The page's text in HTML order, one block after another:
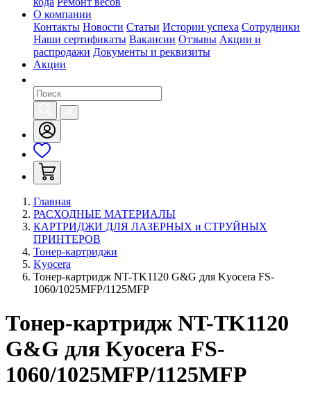
О компании
Контакты Новости Статьи Истории успеха Сотрудники
Наши сертификаты Вакансии Отзывы Акции и
распродажи Документы и реквизиты
Акции
Главная
РАСХОДНЫЕ МАТЕРИАЛЫ
КАРТРИДЖИ ДЛЯ ЛАЗЕРНЫХ и СТРУЙНЫХ
ПРИНТЕРОВ
Тонер-картриджи
Kyocera
Тонер-картридж NT-TK1120 G&G для Kyocera FS-
1060/1025MFP/1125MFP
Тонер-картридж NT-TK1120
G&G для Kyocera FS-
1060/1025MFP/1125MFP